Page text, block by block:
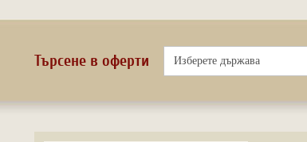
Търсене в оферти